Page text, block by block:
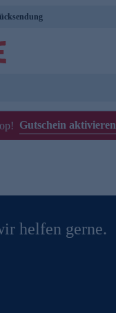
Gutschein aktivieren
helfen gerne.